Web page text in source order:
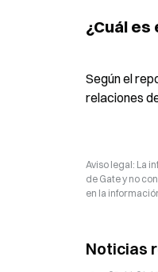
¿Cuál
Según el
relaciones
Aviso legal: La
de Gate y no
en la
Noticias